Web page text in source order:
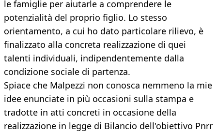
le famiglie per aiutarle a comprendere le
potenzialità del proprio figlio. Lo stesso
orientamento, a cui ho dato particolare rilievo, è
finalizzato alla concreta realizzazione di quei
talenti individuali, indipendentemente dalla
condizione sociale di partenza.
Spiace che Malpezzi non conosca nemmeno la mie
idee enunciate in più occasioni sulla stampa e
tradotte in atti concreti in occasione della
realizzazione in legge di Bilancio dell'obiettivo Pnrr